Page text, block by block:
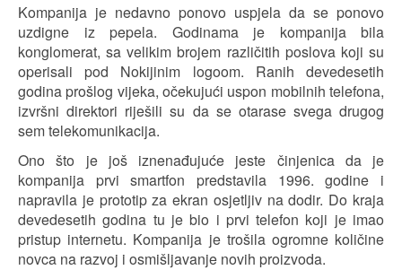
Kompanija je nedavno ponovo uspjela da se ponovo
uzdigne iz pepela. Godinama je kompanija bila
konglomerat, sa velikim brojem različitih poslova koji su
operisali pod Nokijinim logoom. Ranih devedesetih
godina prošlog vijeka, očekujući uspon mobilnih telefona,
izvršni direktori riješili su da se otarase svega drugog
sem telekomunikacija.
Ono što je još iznenađujuće jeste činjenica da je
kompanija prvi smartfon predstavila 1996. godine i
napravila je prototip za ekran osjetljiv na dodir. Do kraja
devedesetih godina tu je bio i prvi telefon koji je imao
pristup internetu. Kompanija je trošila ogromne količine
novca na razvoj i osmišljavanje novih proizvoda.